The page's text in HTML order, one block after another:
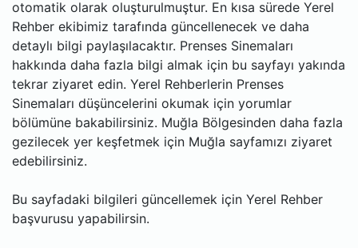
otomatik olarak oluşturulmuştur. En kısa sürede Yerel
Rehber ekibimiz tarafında güncellenecek ve daha
detaylı bilgi paylaşılacaktır. Prenses Sinemaları
hakkında daha fazla bilgi almak için bu sayfayı yakında
tekrar ziyaret edin. Yerel Rehberlerin Prenses
Sinemaları düşüncelerini okumak için yorumlar
bölümüne bakabilirsiniz. Muğla Bölgesinden daha fazla
gezilecek yer keşfetmek için Muğla sayfamızı ziyaret
edebilirsiniz.
Bu sayfadaki bilgileri güncellemek için Yerel Rehber
başvurusu yapabilirsin.